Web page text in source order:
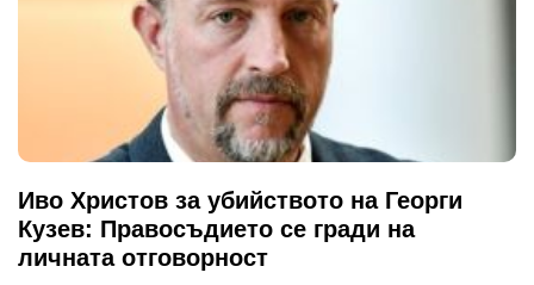
Иво Христов за убийството на Георги
Кузев: Правосъдието се гради на
личната отговорност